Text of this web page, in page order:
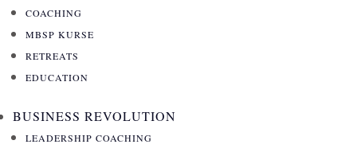
COACHING
MBSP KURSE
RETREATS
EDUCATION
BUSINESS REVOLUTION
LEADERSHIP COACHING